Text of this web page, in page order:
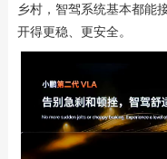
乡村，智驾系统基本都能
开得更稳、更安全。